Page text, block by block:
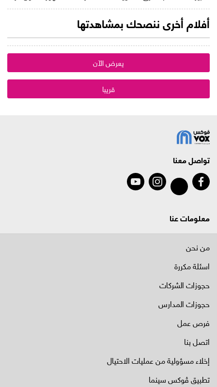
أفلام أخرى ننصحك بمشاهدتها
يعرض الآن
قريبا
تواصل معنا
معلومات عنا
من نحن
اسئلة مكررة
حجوزات الشركات
حجوزات المدارس
فرص عمل
اتصل بنا
إخلاء مسؤولية من عمليات الاحتيال
تطبيق ڤوكس سينما